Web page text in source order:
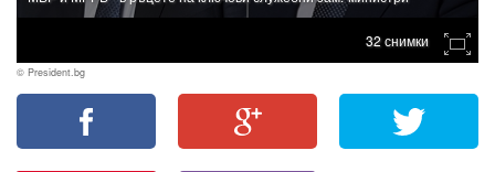
32 снимки
© President.bg